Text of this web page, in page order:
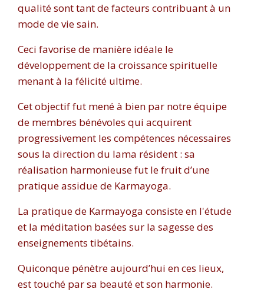
qualité sont tant de facteurs contribuant à un
mode de vie sain.
Ceci favorise de manière idéale le
développement de la croissance spirituelle
menant à la félicité ultime.
Cet objectif fut mené à bien par notre équipe
de membres bénévoles qui acquirent
progressivement les compétences nécessaires
sous la direction du lama résident : sa
réalisation harmonieuse fut le fruit d’une
pratique assidue de Karmayoga.
La pratique de Karmayoga consiste en l'étude
et la méditation basées sur la sagesse des
enseignements tibétains.
Quiconque pénètre aujourd’hui en ces lieux,
est touché par sa beauté et son harmonie.